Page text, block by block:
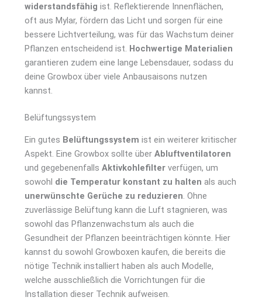
widerstandsfähig ist. Reflektierende Innenflächen,
oft aus Mylar, fördern das Licht und sorgen für eine
bessere Lichtverteilung, was für das Wachstum deiner
Pflanzen entscheidend ist. Hochwertige Materialien
garantieren zudem eine lange Lebensdauer, sodass du
deine Growbox über viele Anbausaisons nutzen
kannst.
Belüftungssystem
Ein gutes Belüftungssystem ist ein weiterer kritischer
Aspekt. Eine Growbox sollte überAbluftventilatoren
und gegebenenfallsAktivkohlefilter verfügen, um
sowohl die Temperatur konstant zu haltenals auch
unerwünschte Gerüche zu reduzieren. Ohne
zuverlässige Belüftung kann die Luft stagnieren, was
sowohl das Pflanzenwachstum als auch die
Gesundheit der Pflanzen beeinträchtigen könnte. Hier
kannst du sowohl Growboxen kaufen, die bereits die
nötige Technik installiert haben als auch Modelle,
welche ausschließlich die Vorrichtungen für die
Installation dieser Technik aufweisen.